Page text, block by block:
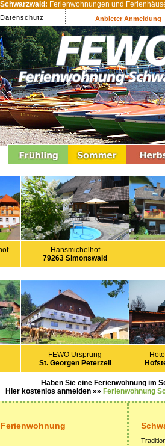
Ferienwohnungen und
Datenschutz Anbieter Anmeldung
Hansmichelhof
79263 Simonswald
FEWO Ursprung
St. Georgen Peterzell
Haben Sie eine Ferienwohnung im
Hier kostenlos anmelden »» Ferienwohnung